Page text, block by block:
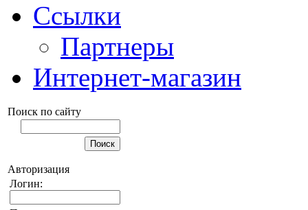
Ссылки
Партнеры
Интернет-магазин
Поиск по сайту
Авторизация
Логин: